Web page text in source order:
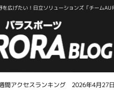
広げたい！日立ソリューションズ「チーム
間アクセスランキング 2026年4月27